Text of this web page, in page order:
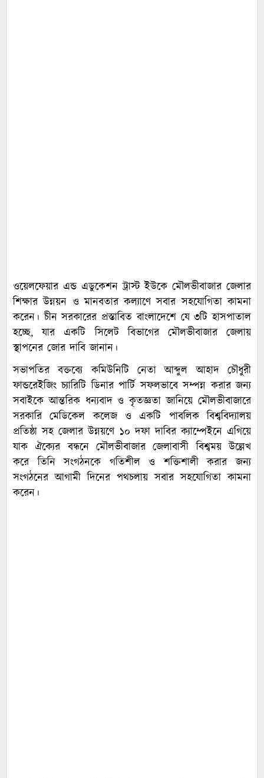
ওয়েলফেয়ার এন্ড এডুকেশন ট্রাস্ট ইউকে মৌলভীবাজার জেলার
শিক্ষার উন্নয়ন ও মানবতার কল্যাণে সবার সহযোগিতা কামনা
করেন। চীন সরকারের প্রস্তাবিত বাংলাদেশে যে ৩টি হাসপাতাল
হচ্ছে, যার একটি সিলেট বিভাগের মৌলভীবাজার জেলায়
স্থাপনের জোর দাবি জানান।
সভাপতির বক্তব্যে কমিউনিটি নেতা আব্দুল আহাদ চৌধুরী
ফান্ডরেইজিং চ্যারিটি ডিনার পার্টি সফলভাবে সম্পন্ন করার জন্য
সবাইকে আন্তরিক ধন্যবাদ ও কৃতজ্ঞতা জানিয়ে মৌলভীবাজারে
সরকারি মেডিকেল কলেজ ও একটি পাবলিক বিশ্ববিদ্যালয়
প্রতিষ্ঠা সহ জেলার উন্নয়ণে ১০ দফা দাবির ক্যাম্পেইনে এগিয়ে
যাক ঐক্যের বন্ধনে মৌলভীবাজার জেলাবাসী বিশ্বময় উল্লেখ
করে তিনি সংগঠনকে গতিশীল ও শক্তিশালী করার জন্য
সংগঠনের আগামী দিনের পথচলায় সবার সহযোগিতা কামনা
করেন।